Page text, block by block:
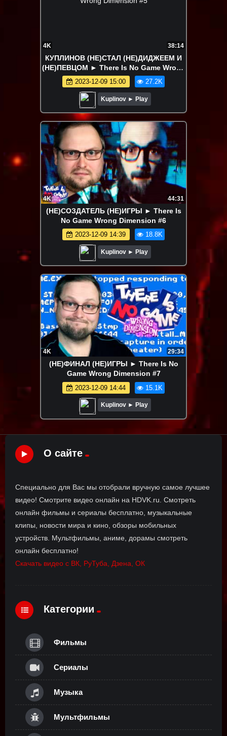
4K 38:14
КУПЛИНОВ (НЕ)СТАЛ (НЕ)ДИДЖЕЕМ И
(НЕ)ПЕВЦОМ ► There Is No Game Wrong
Dimension #5
2023-12-09 15:00 27.2K
Kuplinov ► Play
4K 44:31
(НЕ)СОЗДАТЕЛЬ (НЕ)ИГРЫ ► There Is
No Game Wrong Dimension #6
2023-12-09 14:39 18.8K
Kuplinov ► Play
4K 29:34
(НЕ)ФИНАЛ (НЕ)ИГРЫ ► There Is No
Game Wrong Dimension #7
2023-12-09 14:44 15.1K
Kuplinov ► Play
О сайте
Специально для Вас мы отобрали вручную самое лучшее
видео! Смотрите видео онлайн на HDVK.ru. Смотреть
онлайн фильмы и сериалы бесплатно, музыкальные
клипы, новости мира и кино, обзоры мобильных
устройств. Мультфильмы, аниме, дорамы смотреть
онлайн бесплатно!
Скачать видео с ВК, РуТуба, Дзена, ОК
Категории
Фильмы
Сериалы
Музыка
Мультфильмы